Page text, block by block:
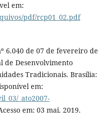
em:
pdf/rcp01_02.pdf
6.040 de 07 de fevereiro de
de Desenvolvimento
Tradicionais. Brasília:
em:
_ato2007-
em: 03 mai. 2019.